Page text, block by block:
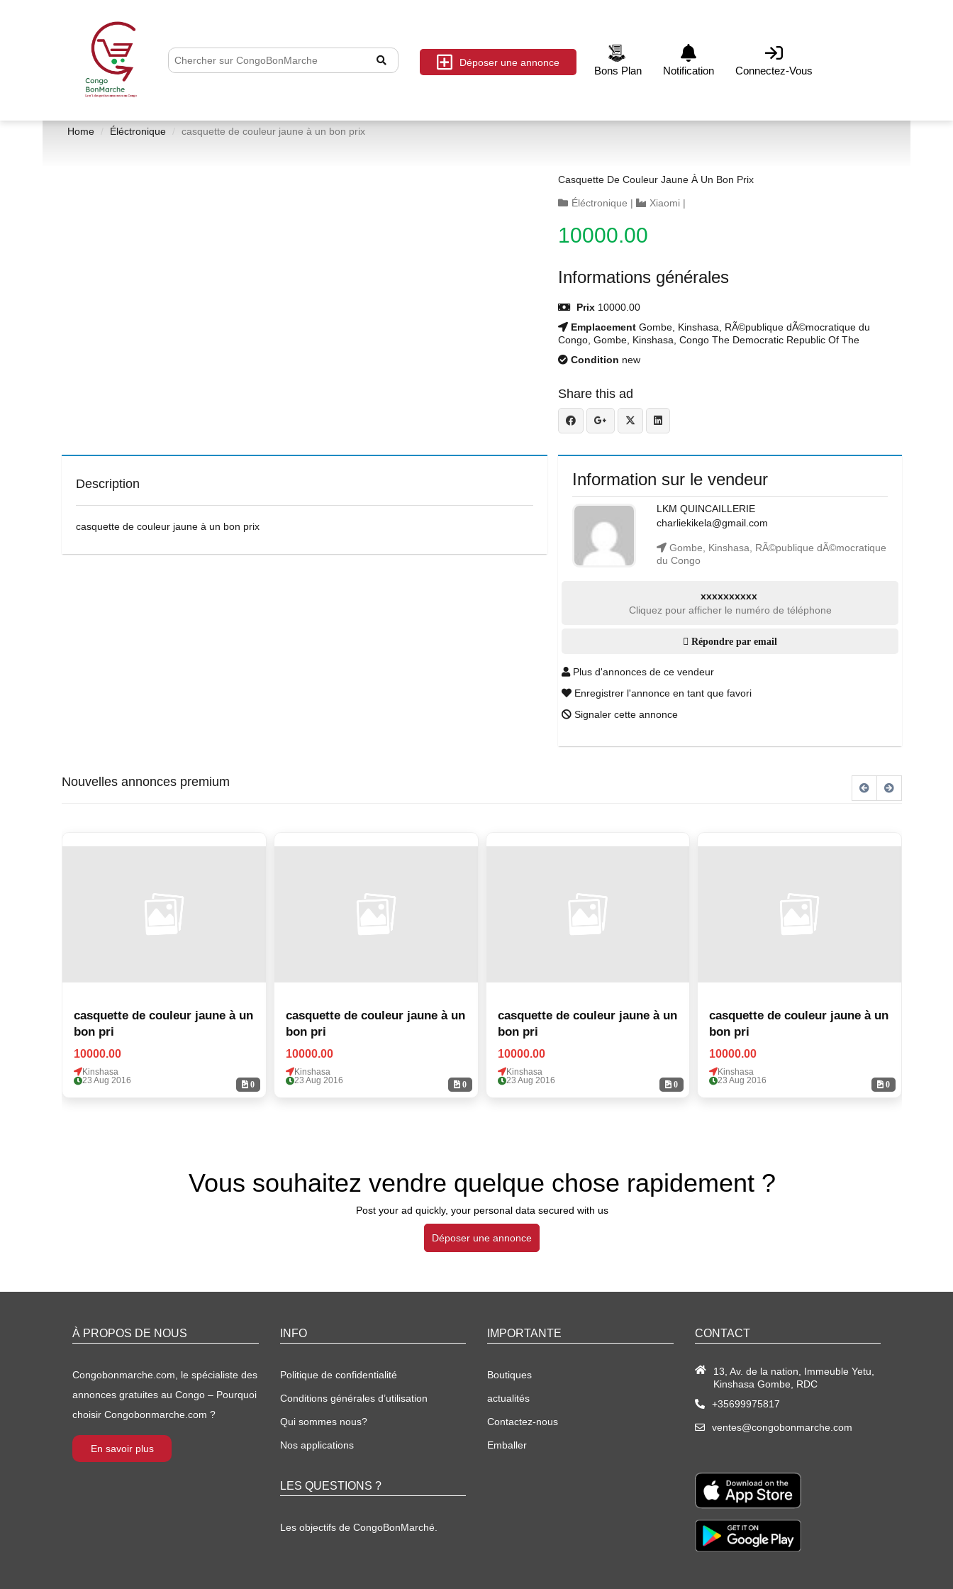
Déposer une annonce
Bons Plan Notification Connectez-Vous
Home Éléctronique casquette de couleur jaune à un bon prix
Casquette De Couleur Jaune À Un Bon Prix
Éléctronique | Xiaomi |
10000.00
Informations générales
Prix 10000.00
Emplacement Gombe, Kinshasa, RÃ©publique dÃ©mocratique du
Congo, Gombe, Kinshasa, Congo The Democratic Republic Of The
Condition new
Share this ad
Description
casquette de couleur jaune à un bon prix
Information sur le vendeur
LKM QUINCAILLERIE
charliekikela@gmail.com
Gombe, Kinshasa, RÃ©publique dÃ©mocratique
du Congo
xxxxxxxxxx
Cliquez pour afficher le numéro de téléphone
Répondre par email
Plus d'annonces de ce vendeur
Enregistrer l'annonce en tant que favori
Signaler cette annonce
Nouvelles annonces premium
0
casquette de couleur jaune à un
bon pri
10000.00
Kinshasa
23 Aug 2016
0
casquette de couleur jaune à un
bon pri
10000.00
Kinshasa
23 Aug 2016
0
casquette de couleur jaune à un
bon pri
10000.00
Kinshasa
23 Aug 2016
0
casquette de couleur jaune à un
bon pri
10000.00
Kinshasa
23 Aug 2016
Vous souhaitez vendre quelque chose rapidement ?
Post your ad quickly, your personal data secured with us
Déposer une annonce
À PROPOS DE NOUS
Congobonmarche.com, le spécialiste des
annonces gratuites au Congo – Pourquoi
choisir Congobonmarche.com ?
En savoir plus
INFO
Politique de confidentialité
Conditions générales d’utilisation
Qui sommes nous?
Nos applications
LES QUESTIONS ?
Les objectifs de CongoBonMarché.
IMPORTANTE
Boutiques
actualités
Contactez-nous
Emballer
CONTACT
13, Av. de la nation, Immeuble Yetu,
Kinshasa Gombe, RDC
+35699975817
ventes@congobonmarche.com